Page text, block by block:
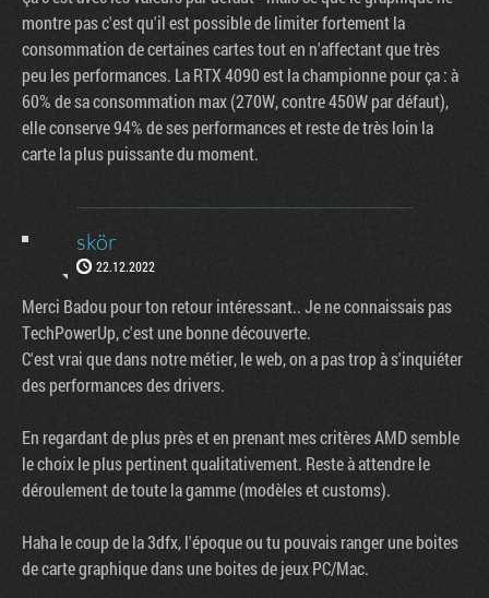
montre pas c'est qu'il est possible de limiter fortement la
consommation de certaines cartes tout en n'affectant que très
peu les performances. La RTX 4090 est la championne pour ça : à
60% de sa consommation max (270W, contre 450W par défaut),
elle conserve 94% de ses performances et reste de très loin la
carte la plus puissante du moment.
skör
22.12.2022
Merci Badou pour ton retour intéressant.. Je ne connaissais pas
TechPowerUp, c'est une bonne découverte.
C'est vrai que dans notre métier, le web, on a pas trop à s'inquiéter
des performances des drivers.
En regardant de plus près et en prenant mes critères AMD semble
le choix le plus pertinent qualitativement. Reste à attendre le
déroulement de toute la gamme (modèles et customs).
Haha le coup de la 3dfx, l'époque ou tu pouvais ranger une boites
de carte graphique dans une boites de jeux PC/Mac.